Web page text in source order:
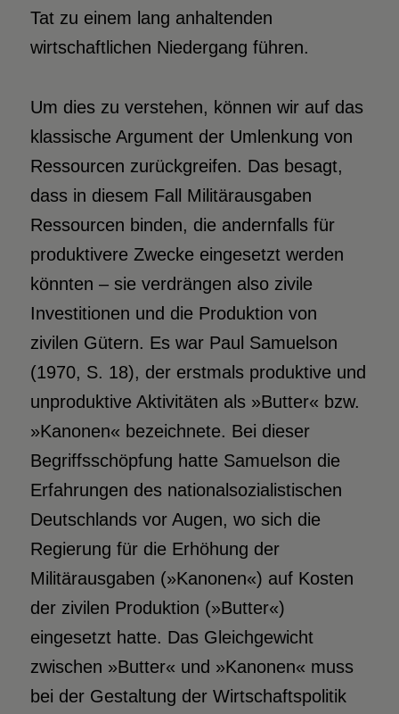
Tat zu einem lang anhaltenden
wirtschaftlichen Niedergang führen.
Um dies zu verstehen, können wir auf das
klassische Argument der Umlenkung von
Ressourcen zurückgreifen. Das besagt,
dass in diesem Fall Militärausgaben
Ressourcen binden, die andernfalls für
produktivere Zwecke eingesetzt werden
könnten – sie verdrängen also zivile
Investitionen und die Produktion von
zivilen Gütern. Es war Paul Samuelson
(1970, S. 18), der erstmals produktive und
unproduktive Aktivitäten als »Butter« bzw.
»Kanonen« bezeichnete. Bei dieser
Begriffsschöpfung hatte Samuelson die
Erfahrungen des nationalsozialistischen
Deutschlands vor Augen, wo sich die
Regierung für die Erhöhung der
Militärausgaben (»Kanonen«) auf Kosten
der zivilen Produktion (»Butter«)
eingesetzt hatte. Das Gleichgewicht
zwischen »Butter« und »Kanonen« muss
bei der Gestaltung der Wirtschaftspolitik